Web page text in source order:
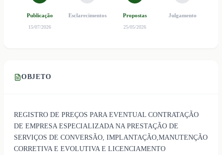
Publicação
15/07/2026
Esclarecimentos Propostas
25/05/2026
Julgamento
OBJETO
REGISTRO DE PREÇOS PARA EVENTUAL CONTRATAÇÃO
DE EMPRESA ESPECIALIZADA NA PRESTAÇÃO DE
SERVIÇOS DE CONVERSÃO, IMPLANTAÇÃO,MANUTENÇÃO
CORRETIVA E EVOLUTIVA E LICENCIAMENTO